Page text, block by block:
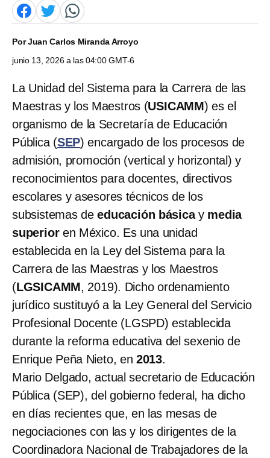
PorJuan Carlos Miranda Arroyo
junio 13, 2026 a las 04:00 GMT-6
La Unidad del Sistema para la Carrera de las
Maestras y los Maestros (USICAMM) es el
organismo de la Secretaría de Educación
Pública (SEP) encargado de los procesos de
admisión, promoción (vertical y horizontal) y
reconocimientos para docentes, directivos
escolares y asesores técnicos de los
subsistemas deeducación básicaymedia
superioren México. Es una unidad
establecida en la Ley del Sistema para la
Carrera de las Maestras y los Maestros
(LGSICAMM, 2019). Dicho ordenamiento
jurídico sustituyó a la Ley General del Servicio
Profesional Docente (LGSPD) establecida
durante la reforma educativa del sexenio de
Enrique Peña Nieto, en 2013.
Mario Delgado, actual secretario de Educación
Pública (SEP), del gobierno federal, ha dicho
en días recientes que, en las mesas de
negociaciones con las y los dirigentes de la
Coordinadora Nacional de Trabajadores de la